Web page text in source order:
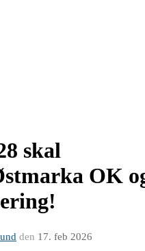
skal
OK
den 17. feb 2026